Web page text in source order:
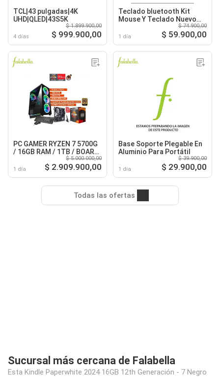
TCL|43 pulgadas|4K
UHD|QLED|43S5K
4 días
$ 1.899.900,00
$ 999.900,00
Teclado bluetooth Kit
Mouse Y Teclado Nuevo
1 día
$ 74.900,00
$ 59.900,00
PC GAMER RYZEN 7 5700G
/ 16GB RAM / 1TB / BOARD
B550 WIFI / FUENTE 600W
80+ GOLD
1 día
$ 5.000.000,00
$ 2.909.900,00
Base Soporte Plegable En
Aluminio Para Portátil
1 día
$ 39.900,00
$ 29.900,00
Todas las ofertas
Sucursal más cercana de Falabella
Esta Kindle Paperwhite 2024 16GB 12th Generación - 7 Negro